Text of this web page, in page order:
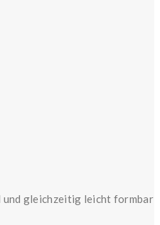
gleichzeitig leicht formbar